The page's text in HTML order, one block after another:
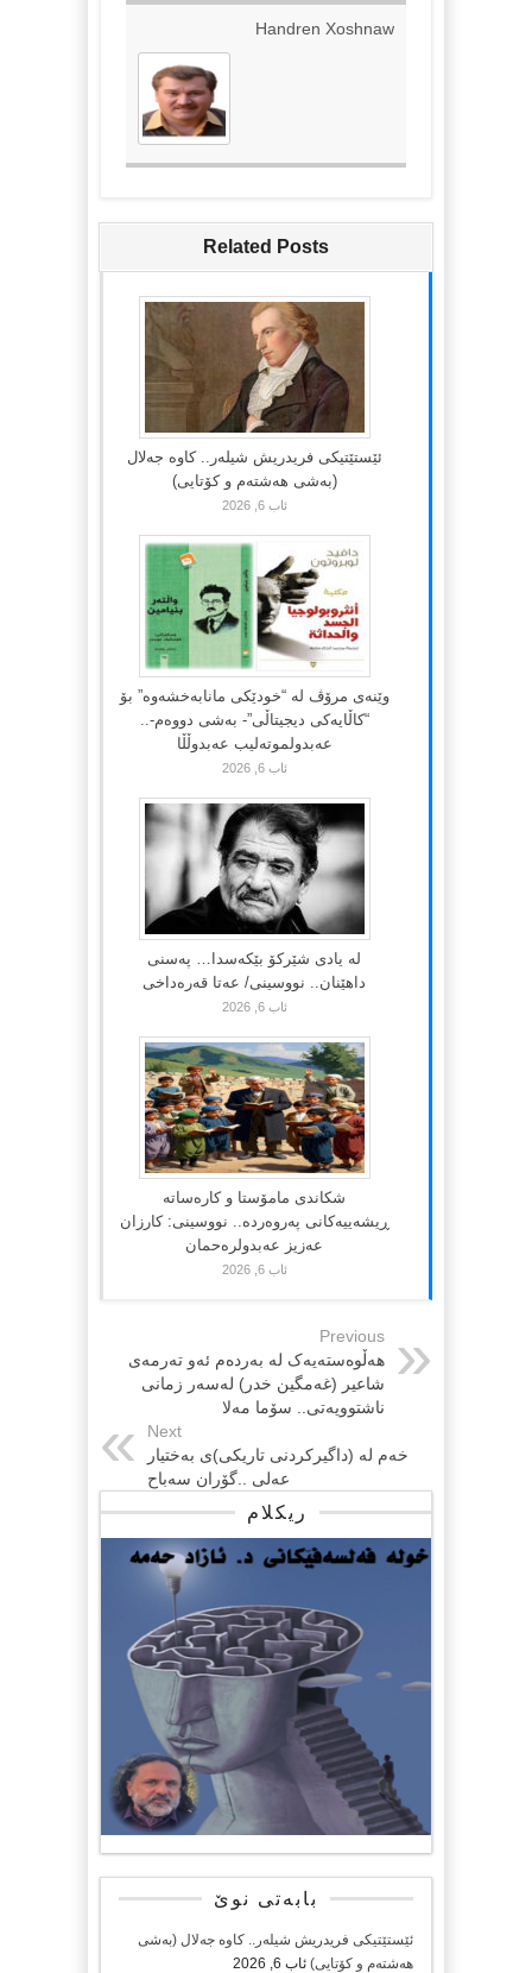
Handren Xoshnaw
Related Posts
ئێستێتیکی فریدریش شیلەر.. کاوە جەلال
(بەشی هەشتەم و کۆتایی)
ئاب 6, 2026
وێنەی مرۆڤ لە “خودێکی مانابەخشەوە” بۆ
“کاڵایەکی دیجیتاڵی”- بەشی دووەم-..
عەبدولموتەلیب عەبدوڵڵا
ئاب 6, 2026
لە یادی شێرکۆ بێکەسدا… پەسنی
داهێنان.. نووسینی/ عەتا قەرەداخی
ئاب 6, 2026
شکاندی مامۆستا و کارەساتە
ڕیشەییەکانی پەروەردە.. نووسینی: کارزان
عەزیز عەبدولرەحمان
ئاب 6, 2026
Previous
هەڵوەستەیەک لە بەردەم ئەو تەرمەی
شاعیر (غەمگین خدر) لەسەر زمانی
ناشتوویەتی.. سۆما مەلا
Next
خەم لە (داگیرکردنی تاریکی)ی بەختیار
عەلی ..گۆران سەباح
ریکلام
بابەتی نوێ
ئێستێتیکی فریدریش شیلەر.. کاوە جەلال (بەشی
هەشتەم و کۆتایی) ئاب 6, 2026